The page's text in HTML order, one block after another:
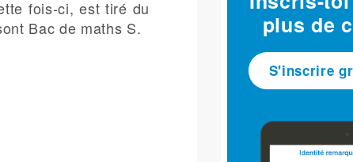
plus de
S'inscrire
fois-ci, est tiré du
Bac de maths S.